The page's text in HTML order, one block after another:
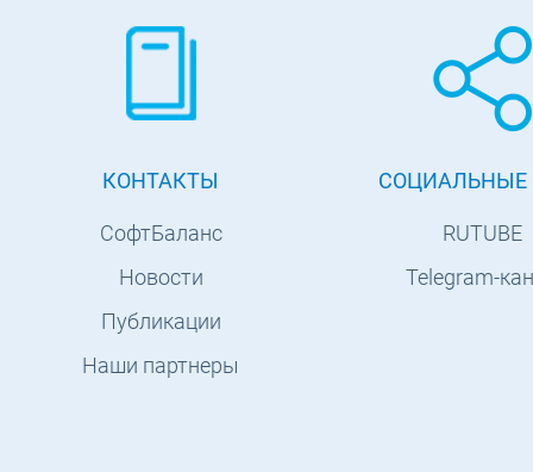
КОНТАКТЫ
СофтБаланс
Новости
Публикации
Наши партнеры
СОЦИАЛЬНЫЕ
RUTUBE
Telegram-